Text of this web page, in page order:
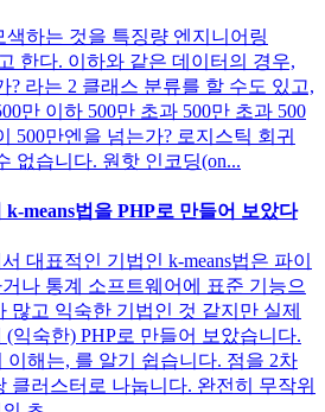
하는 것을 특징량 엔지니어링
한다. 이하와 같은 데이터의 경우,
? 라는 2 클래스 분류를 할 수도 있고,
만 이하 500만 초과 500만 초과 500
500만엔을 넘는가? 로지스틱 회귀
없습니다. 원핫 인코딩(on...
means법을 PHP로 만들어 보았다
대표적인 기법인 k-means법은 파이
나 통계 소프트웨어에 표준 기능으
많고 익숙한 기법인 것 같지만 실제
익숙한) PHP로 만들어 보았습니다.
이해는, 를 알기 쉽습니다. 점을 2차
클러스터로 나눕니다. 완전히 무작위